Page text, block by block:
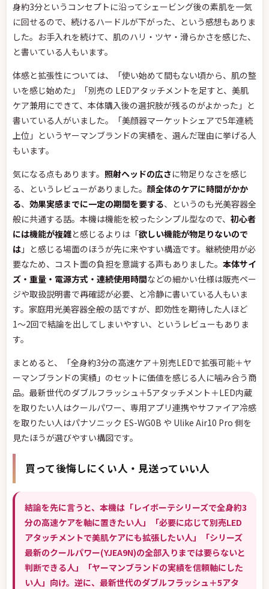
身約3分というコンセプトに沿ってシェービング後の素肌を一気
に回せるので、続けるハードルが下がった、という感想もありま
した。お手入れを続けて、肌のハリ・ツヤ・滑らかさを感じた、
と書いている人もいます。
体感と拡張性については、「使い始めて間もない頃から、肌の整
いを感じ始めた」「別売の LEDアタッチメントを足すと、美肌
ケア兼用にできて、本体購入後の選択肢が残るのがよかった」と
書いている人がいました。「美顔器マーケットシェアで5年連続
上位」というヤーマンブランドの実績を、選んだ理由に挙げる人
もいます。
気になる点もあります。 照射ヘッドの広さ に物足りなさを感じ
る、というレビューがありました。顔全体のケアに時間がかか
る、 効果実感までに一定の期間を要する、というのも光美容器全
般に共通する話。本機は機能を絞ったシンプル型なので、 初心者
には機能が複雑と感じるよりは「欲しい機能が物足りないので
は 」と感じる場面のほうが先に来やすい構造です。継続使用が必
要なため、コスト面の負担を意識する声もありました。 本体サイ
ズ・重量・電源方式・連続使用時間などの細かい仕様は販売ペー
ジや取扱説明書で再確認が必要、と冷静に書いている人もいま
す。家庭用光美容器全般の話ですが、即効性を期待した人ほど
1〜2回で結論を出してしまいやすい、というレビューもありま
す。
まとめると、「全身約3分の高速ケア＋別売LEDで拡張可能＋ヤ
ーマンブランドの実績」のセットに価値を感じる人に噛み合う商
品。最新世代のダブルフラッシュ＋5アタッチメント＋LED内蔵
を取りたい人はクールパワー、専用アプリ連携やサファイア冷感
を取りたい人はパナソニック ES-WG0B や Ulike Air10 Pro 側を
見たほうが選びやすい構図です。
買って後悔しにくい人・見送っていい人
結論を先に言うと、本機は「レイボーテシリーズで全身約3
分の高速ケアを軸に置きたい人」「必要に応じて別売LED
アタッチメントで美肌ケアにも拡張したい人」「シリーズ
最新のクールパワー(YJEA9N)の全部入りまでは要らないと
判断できる人」「ヤーマンブランドの実績を信頼軸にした
い人」向け。逆に、最新世代のダブルフラッシュ＋5アタ